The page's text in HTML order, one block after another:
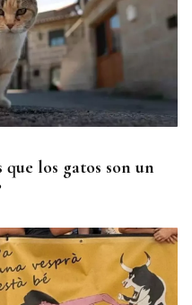
proyección
que los gatos son un